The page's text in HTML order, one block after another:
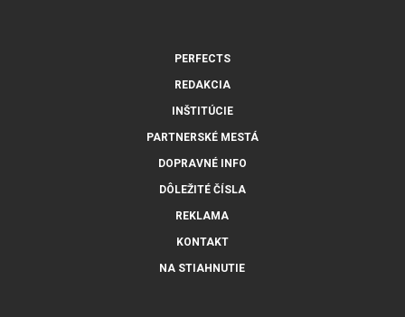
PERFECTS
REDAKCIA
INŠTITÚCIE
PARTNERSKÉ MESTÁ
DOPRAVNÉ INFO
DÔLEŽITÉ ČÍSLA
REKLAMA
KONTAKT
NA STIAHNUTIE